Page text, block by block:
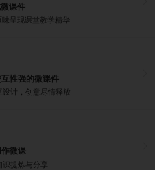
课件
呈现课堂教学精华
性强的微课件
计，创意尽情释放
微课
提炼与分享